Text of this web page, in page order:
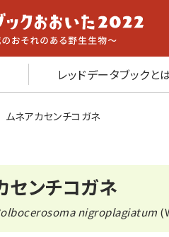
レッドデータブックと
ムネアカセンチコガネ
センチコガネ
nigroplagiatum